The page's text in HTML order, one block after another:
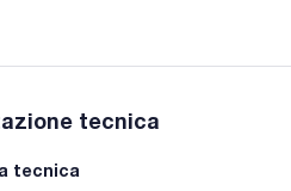
tecnica
tecnica